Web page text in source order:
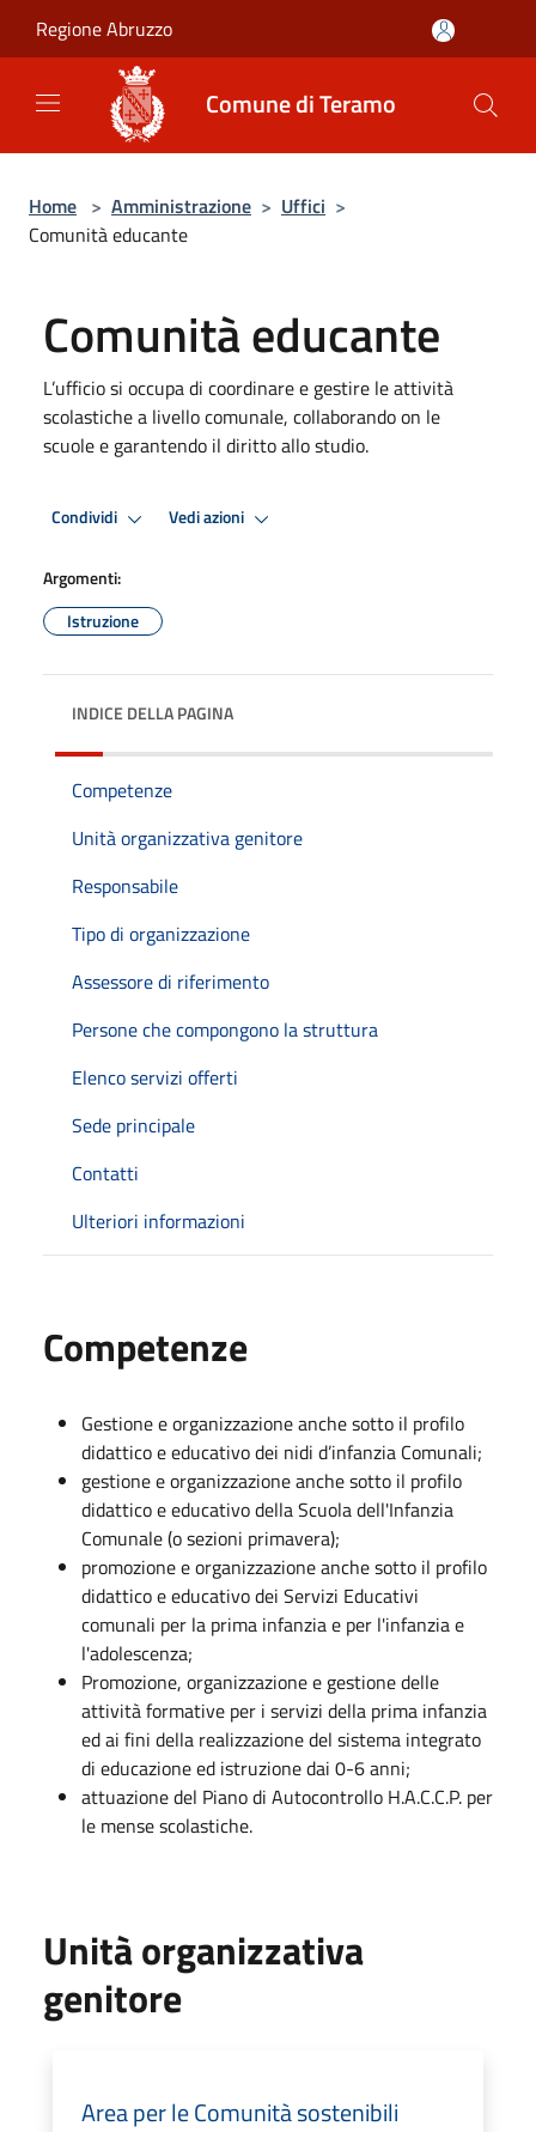
Regione Abruzzo
Comune di Teramo
Home > Amministrazione > Uffici >
Comunità educante
Comunità educante
L’ufficio si occupa di coordinare e gestire le attività
scolastiche a livello comunale, collaborando on le
scuole e garantendo il diritto allo studio.
Condividi Vedi azioni
Argomenti:
Istruzione
INDICE DELLA PAGINA
Competenze
Unità organizzativa genitore
Responsabile
Tipo di organizzazione
Assessore di riferimento
Persone che compongono la struttura
Elenco servizi offerti
Sede principale
Contatti
Ulteriori informazioni
Competenze
Gestione e organizzazione anche sotto il profilo
didattico e educativo dei nidi d’infanzia Comunali;
gestione e organizzazione anche sotto il profilo
didattico e educativo della Scuola dell'Infanzia
Comunale (o sezioni primavera);
promozione e organizzazione anche sotto il profilo
didattico e educativo dei Servizi Educativi
comunali per la prima infanzia e per l'infanzia e
l'adolescenza;
Promozione, organizzazione e gestione delle
attività formative per i servizi della prima infanzia
ed ai fini della realizzazione del sistema integrato
di educazione ed istruzione dai 0-6 anni;
attuazione del Piano di Autocontrollo H.A.C.C.P. per
le mense scolastiche.
Unità organizzativa
genitore
Area per le Comunità sostenibili